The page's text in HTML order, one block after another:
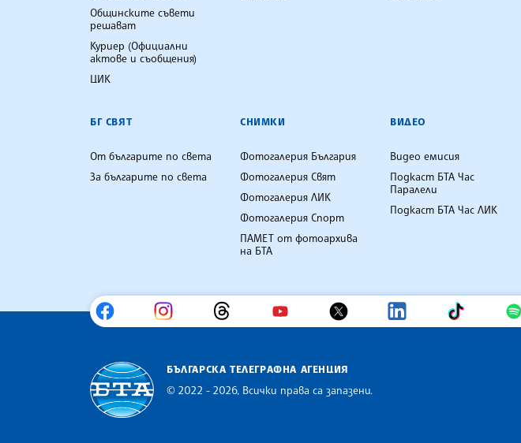
Общинските съвети
решават
Куриер (Официални
актове и съобщения)
ЦИК
БГ СВЯТ
От българите по света
За българите по света
СНИМКИ
Фотогалерия България
Фотогалерия Свят
Фотогалерия ЛИК
Фотогалерия Спорт
ПАМЕТ от фотоархива
на БТА
ВИДЕО
Видео емисия
Подкаст БТА Час
Паралели
Подкаст БТА Час ЛИК
БЪЛГАРСКА ТЕЛЕГРАФНА АГЕНЦИЯ
© 2022 - 2026, Всички права са запазени.